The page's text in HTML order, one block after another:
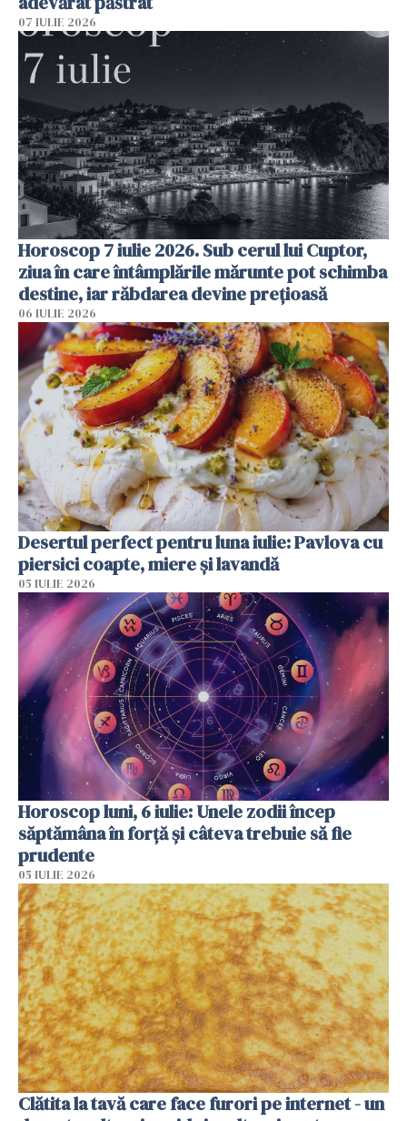
07 IULIE 2026
Horoscop 7 iulie 2026. Sub cerul lui Cuptor,
ziua în care întâmplările mărunte pot schimba
destine, iar răbdarea devine prețioasă
06 IULIE 2026
Desertul perfect pentru luna iulie: Pavlova cu
piersici coapte, miere și lavandă
05 IULIE 2026
Horoscop luni, 6 iulie: Unele zodii încep
săptămâna în forță și câteva trebuie să fie
prudente
05 IULIE 2026
Clătita la tavă care face furori pe internet - un